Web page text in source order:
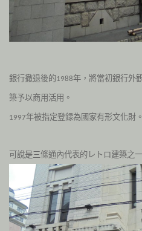
銀行撤退後的1988年，將當初銀行外
築予以商用活用。
1997年被指定登録為國家有形文化財。
可說是三條通內代表的レトロ建築